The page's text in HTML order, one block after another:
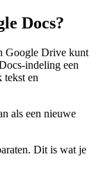
Docs?
Google Drive kunt
indeling een
tekst en
als een nieuwe
Dit is wat je